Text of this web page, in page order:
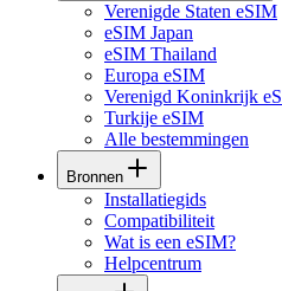
Verenigde Staten eSIM
eSIM Japan
eSIM Thailand
Europa eSIM
Verenigd Koninkrijk
Turkije eSIM
Alle bestemmingen
Bronnen
Installatiegids
Compatibiliteit
Wat is een eSIM?
Helpcentrum